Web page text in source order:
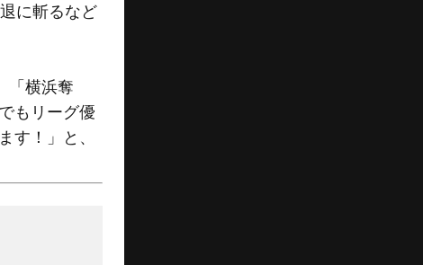
に斬るなど
「横浜奪
もリーグ優
す！」と、